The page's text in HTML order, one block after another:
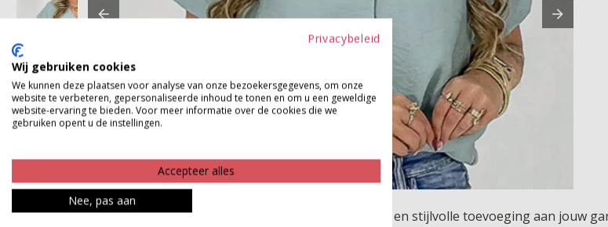
Deze blouse uit de viscose mix and match serie is een luchtige en stijlvolle toevoeging aan jouw
Privacybeleid
Wij gebruiken cookies
We kunnen deze plaatsen voor analyse van onze bezoekersgegevens, om onze
website te verbeteren, gepersonaliseerde inhoud te tonen en om u een geweldige
website-ervaring te bieden. Voor meer informatie over de cookies die we
gebruiken opent u de instellingen.
Accepteer alles
Nee, pas aan